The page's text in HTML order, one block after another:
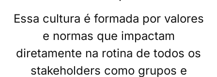
Essa cultura é formada por valores
e normas que impactam
diretamente na rotina de todos os
stakeholders como grupos e